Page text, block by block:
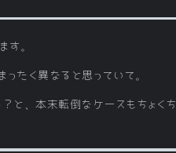
す。
たく異なると思っていて。
と、本末転倒なケースもちょくち